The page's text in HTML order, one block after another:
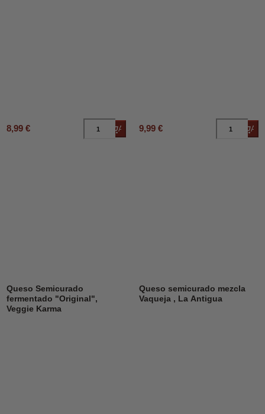
8,99 € Añadir al carrito
9,99 €
Queso Semicurado
fermentado "Original",
Veggie Karma
Queso semicurado mezcla
Vaqueja , La Antigua